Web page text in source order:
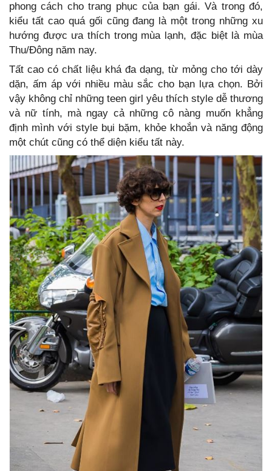
phong cách cho trang phục của bạn gái. Và trong đó,
kiểu tất cao quá gối cũng đang là một trong những xu
hướng được ưa thích trong mùa lạnh, đặc biệt là mùa
Thu/Đông năm nay.
Tất cao có chất liệu khá đa dạng, từ mỏng cho tới dày
dặn, ấm áp với nhiều màu sắc cho bạn lựa chọn. Bởi
vậy không chỉ những teen girl yêu thích style dễ thương
và nữ tính, mà ngay cả những cô nàng muốn khẳng
định mình với style bụi bặm, khỏe khoắn và năng động
một chút cũng có thể diện kiểu tất này.